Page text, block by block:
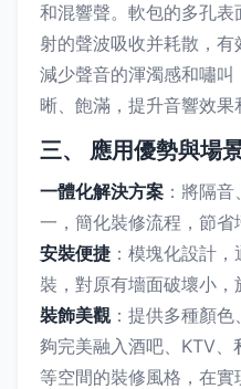
和混響聲。軟包的多孔表
射的聲波吸收并耗散，有
減少聲音的渾濁感和嘯
晰、飽滿，提升音響效果
三、 應用優勢與場
一體化解決方案 ：將隔
一，簡化裝修流程，節省
安裝便捷 ：模塊化設計
裝，對原有墻面破壞小，
裝飾美觀：提供多種顏色
夠完美融入酒吧、KTV、
等空間的裝修風格，在